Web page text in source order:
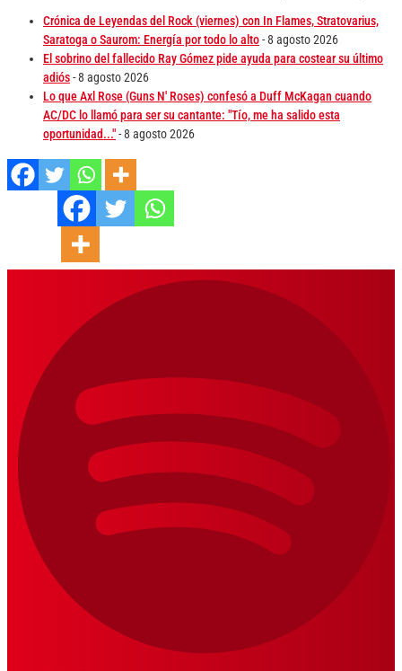
Crónica de Leyendas del Rock (viernes) con In Flames, Stratovarius,
Saratoga o Saurom: Energía por todo lo alto- 8 agosto 2026
El sobrino del fallecido Ray Gómez pide ayuda para costear su último
adiós- 8 agosto 2026
Lo que Axl Rose (Guns N' Roses) confesó a Duff McKagan cuando
AC/DC lo llamó para ser su cantante: "Tío, me ha salido esta
oportunidad..."- 8 agosto 2026